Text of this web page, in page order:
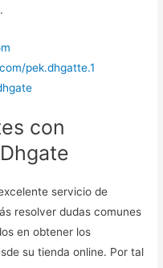
pek.dhgatte.1
con
servicio de
resolver dudas comunes
en obtener los
su tienda online. Por tal